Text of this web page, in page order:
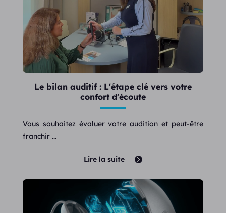
Le bilan auditif : L'étape clé vers votre
confort d'écoute
Vous souhaitez évaluer votre audition et peut-être
franchir ...
Lire la suite